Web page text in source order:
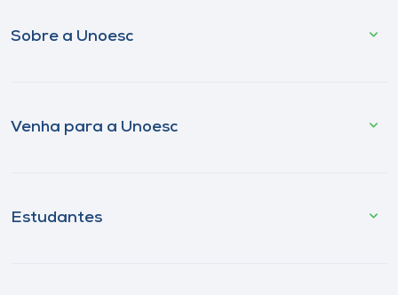
Sobre a Unoesc
Venha para a Unoesc
Estudantes